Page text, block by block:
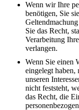
Wenn wir Ihre
benötigen, Sie
Sie das Recht,
Verarbeitung
verlangen.
Wenn Sie einen
eingelegt
unseren
nicht feststeht,
das Recht, die